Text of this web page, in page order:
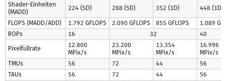
Shader-Einheiten
(MADD)
224 (5D) 288 (5D) 352 (1D) 448 (1D)
FLOPS (MADD/ADD) 1.792 GFLOPS 2.090 GFLOPS 855 GFLOPS
1.089
ROPs
16 32 40
Pixelfüllrate
12.800
MPix/s
23.200
MPix/s
13.354
MPix/s
16.996
MPix/s
TMUs
56 72 44
56
TAUs
56 72 44 56